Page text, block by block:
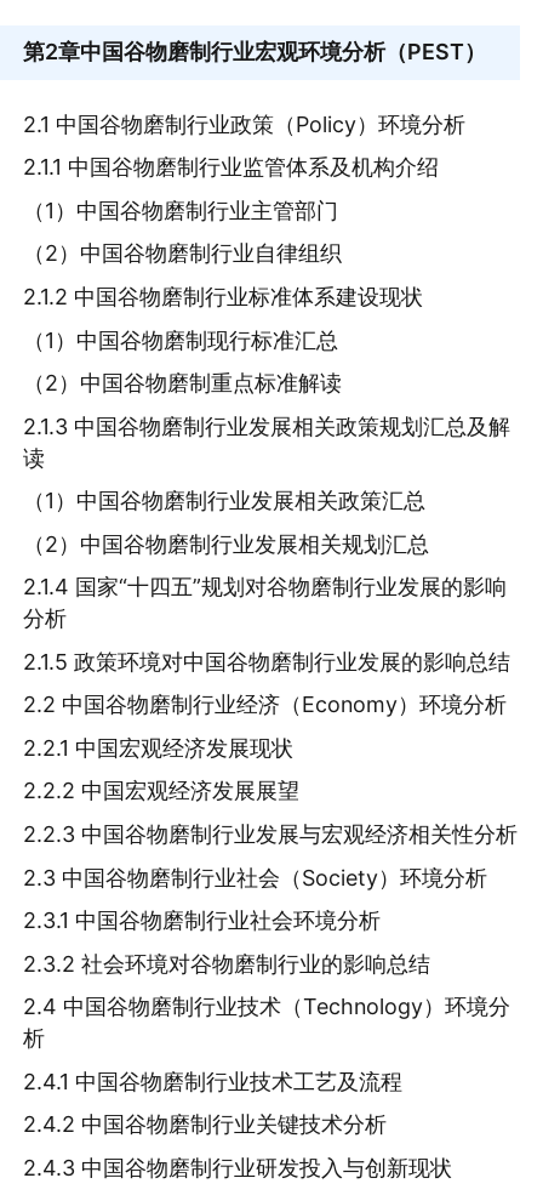
第2章中国谷物磨制行业宏观环境分析（PEST）
2.1 中国谷物磨制行业政策（Policy）环境分析
2.1.1 中国谷物磨制行业监管体系及机构介绍
（1）中国谷物磨制行业主管部门
（2）中国谷物磨制行业自律组织
2.1.2 中国谷物磨制行业标准体系建设现状
（1）中国谷物磨制现行标准汇总
（2）中国谷物磨制重点标准解读
2.1.3 中国谷物磨制行业发展相关政策规划汇总及解
读
（1）中国谷物磨制行业发展相关政策汇总
（2）中国谷物磨制行业发展相关规划汇总
2.1.4 国家“十四五”规划对谷物磨制行业发展的影响
分析
2.1.5 政策环境对中国谷物磨制行业发展的影响总结
2.2 中国谷物磨制行业经济（Economy）环境分析
2.2.1 中国宏观经济发展现状
2.2.2 中国宏观经济发展展望
2.2.3 中国谷物磨制行业发展与宏观经济相关性分析
2.3 中国谷物磨制行业社会（Society）环境分析
2.3.1 中国谷物磨制行业社会环境分析
2.3.2 社会环境对谷物磨制行业的影响总结
2.4 中国谷物磨制行业技术（Technology）环境分
析
2.4.1 中国谷物磨制行业技术工艺及流程
2.4.2 中国谷物磨制行业关键技术分析
2.4.3 中国谷物磨制行业研发投入与创新现状